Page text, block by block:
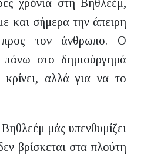
χρόνια στη Βηθλεέμ,
και σήμερα την άπειρη
τον άνθρωπο. Ο
πάνω στο δημιούργημά
αλλά για να το
μάς υπενθυμίζει
βρίσκεται στα πλούτη